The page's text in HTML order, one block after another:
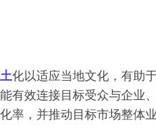
化以适应当地文化，有助
有效连接目标受众与企业
率，并推动目标市场整体业